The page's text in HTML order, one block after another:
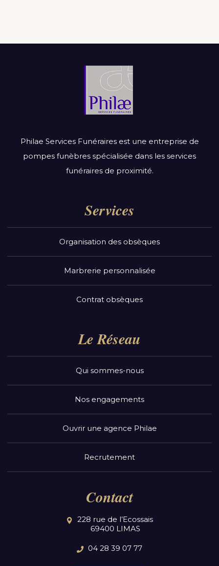
Philae Services Funéraires est une entreprise de
pompes funèbres spécialisée dans les services
funéraires de proximité.
Services
Organisation des obsèques
Marbrerie personnalisée
Contrat obsèques
Le Réseau
Qui sommes-nous
Nos engagements
Ouvrir une agence Philae
Recrutement
Contact
228 rue de l’Ecossais
69400 LIMAS
04 28 39 07 77